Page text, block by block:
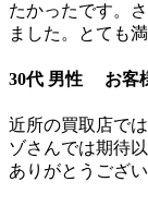
たかったです。
ました。とても
30代 男性 お客
近所の買取店で
ゾさんでは期待
ありがとうござい